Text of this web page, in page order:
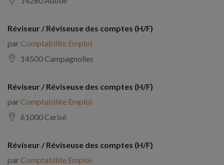
Réviseur / Réviseuse des comptes (H/F)
parComptabilite Emploi
14500 Campagnolles
Réviseur / Réviseuse des comptes (H/F)
parComptabilite Emploi
61000 Cerisé
Réviseur / Réviseuse des comptes (H/F)
parComptabilite Emploi